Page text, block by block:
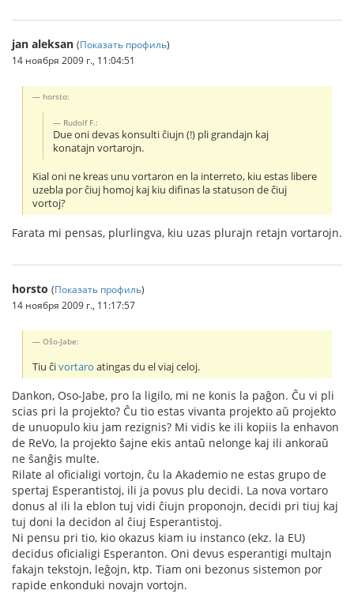
jan aleksan (Показать профиль)
14 ноября 2009 г., 11:04:51
horsto:
Rudolf F.:
Due oni devas konsulti ĉiujn (!) pli grandajn kaj
konatajn vortarojn.
Kial oni ne kreas unu vortaron en la interreto, kiu estas libere
uzebla por ĉiuj homoj kaj kiu difinas la statuson de ĉiuj
vortoj?
Farata mi pensas, plurlingva, kiu uzas plurajn retajn vortarojn.
horsto (Показать профиль)
14 ноября 2009 г., 11:17:57
Oŝo-Jabe:
Tiu ĉivortaro atingas du el viaj celoj.
Dankon, Oso-Jabe, pro la ligilo, mi ne konis la paĝon. Ĉu vi pli
scias pri la projekto? Ĉu tio estas vivanta projekto aŭ projekto
de unuopulo kiu jam rezignis? Mi vidis ke ili kopiis la enhavon
de ReVo, la projekto ŝajne ekis antaŭ nelonge kaj ili ankoraŭ
ne ŝanĝis multe.
Rilate al oficialigi vortojn, ĉu la Akademio ne estas grupo de
spertaj Esperantistoj, ili ja povus plu decidi. La nova vortaro
donus al ili la eblon tuj vidi ĉiujn proponojn, decidi pri tiuj kaj
tuj doni la decidon al ĉiuj Esperantistoj.
Ni pensu pri tio, kio okazus kiam iu instanco (ekz. la EU)
decidus oficialigi Esperanton. Oni devus esperantigi multajn
fakajn tekstojn, leĝojn, ktp. Tiam oni bezonus sistemon por
rapide enkonduki novajn vortojn.